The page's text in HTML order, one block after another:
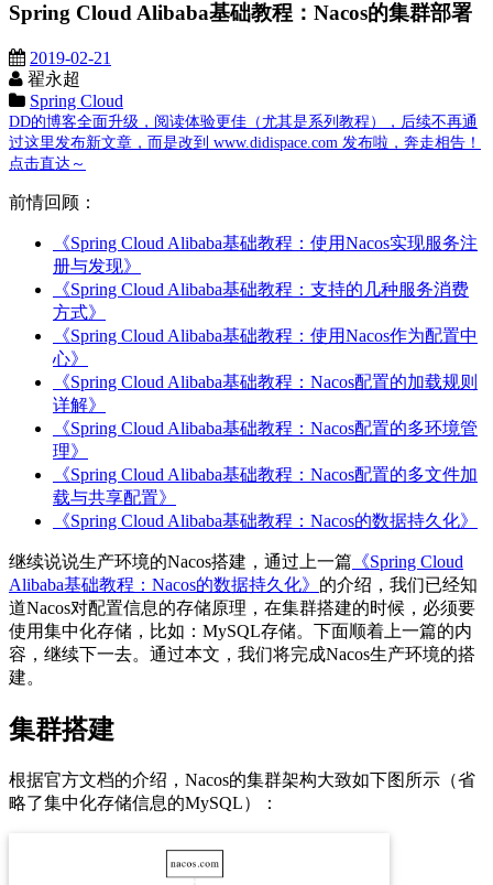
Spring Cloud Alibaba基础教程：Nacos的集群部署
2019-02-21
翟永超
Spring Cloud
DD的博客全面升级，阅读体验更佳（尤其是系列教程），后续不再通
过这里发布新文章，而是改到 www.didispace.com 发布啦，奔走相告！
点击直达～
前情回顾：
《Spring Cloud Alibaba基础教程：使用Nacos实现服务注
册与发现》
《Spring Cloud Alibaba基础教程：支持的几种服务消费
方式》
《Spring Cloud Alibaba基础教程：使用Nacos作为配置中
心》
《Spring Cloud Alibaba基础教程：Nacos配置的加载规则
详解》
《Spring Cloud Alibaba基础教程：Nacos配置的多环境管
理》
《Spring Cloud Alibaba基础教程：Nacos配置的多文件加
载与共享配置》
《Spring Cloud Alibaba基础教程：Nacos的数据持久化》
继续说说生产环境的Nacos搭建，通过上一篇 《Spring Cloud
Alibaba基础教程：Nacos的数据持久化》 的介绍，我们已经知
道Nacos对配置信息的存储原理，在集群搭建的时候，必须要
使用集中化存储，比如：MySQL存储。下面顺着上一篇的内
容，继续下一去。通过本文，我们将完成Nacos生产环境的搭
建。
集群搭建
根据官方文档的介绍，Nacos的集群架构大致如下图所示（省
略了集中化存储信息的MySQL）：